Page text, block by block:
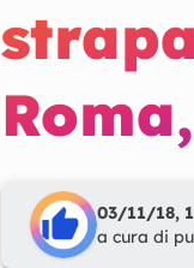
03/11/18,
a cura di